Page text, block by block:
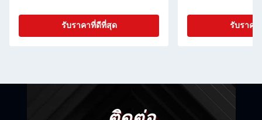
รับราคาที่ดีที่สุด รับราคา